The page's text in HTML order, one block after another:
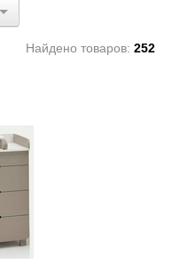
Найдено товаров: 252